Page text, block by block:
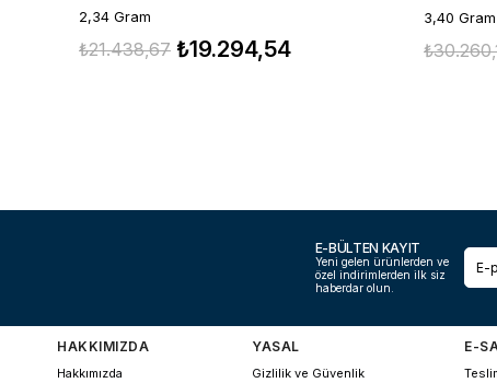
2,34 Gram
₺19.294,54
₺21.438,67
3,40 Gram
E-BÜLTEN KAYIT
Yeni gelen ürünlerden ve
özel indirimlerden ilk siz
haberdar olun.
HAKKIMIZDA
Hakkımızda
YASAL
Gizlilik ve Güvenlik
E-